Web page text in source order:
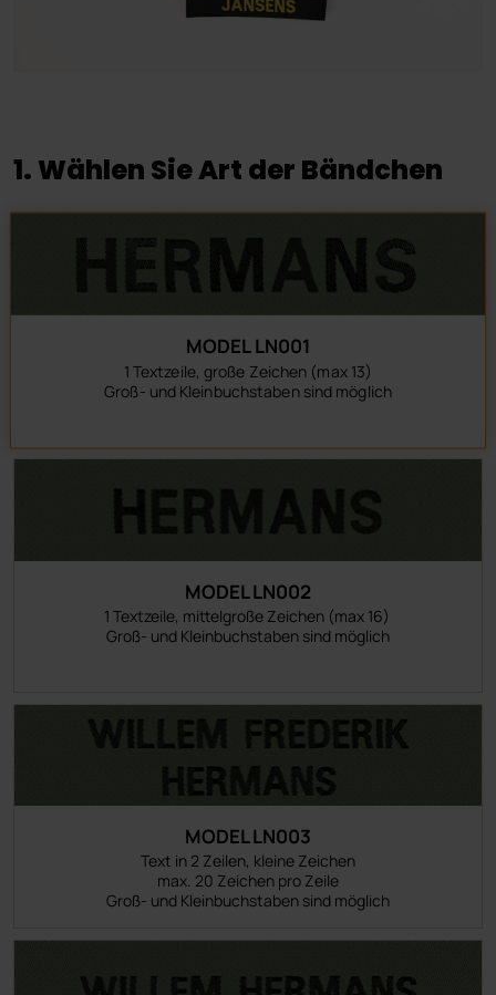
1. Wählen Sie Art der Bändchen
MODEL LN001
1 Textzeile, große Zeichen (max 13)
Groß- und Kleinbuchstaben sind möglich
MODEL LN002
1 Textzeile, mittelgroße Zeichen (max 16)
Groß- und Kleinbuchstaben sind möglich
MODEL LN003
Text in 2 Zeilen, kleine Zeichen
max. 20 Zeichen pro Zeile
Groß- und Kleinbuchstaben sind möglich